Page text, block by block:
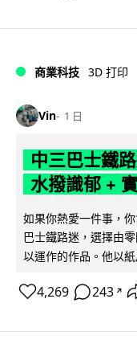
商業科技 3D 打印
Vin 1 日
中三巴士鐵
水撥識郁 +
如果你熱愛一件事，
巴士鐵路迷，選擇由
以運作的作品。他以
4,269 243 ↗